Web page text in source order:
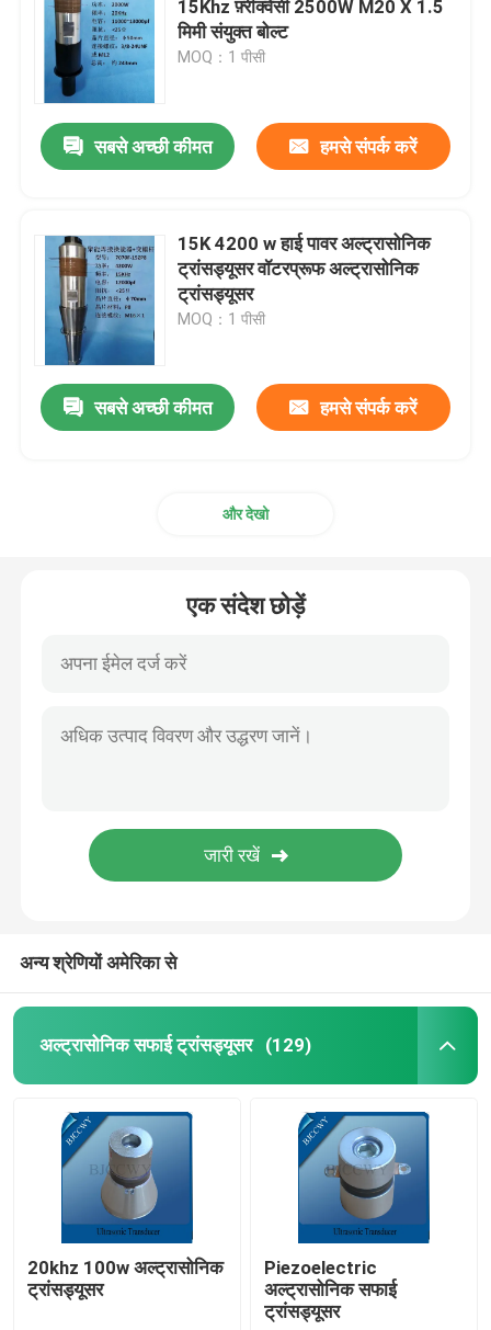
Piezo सिरेमिक प्लेट
पाइज़िओलेक्ट्रिक सिरेमिक डिस्क
अल्ट्रासोनिक वेल्डिंग ट्रांसड्यूसर
अल्ट्रासोनिक सौंदर्य ट्रांसड्यूसर
अल्ट्रासोनिक प्रतिबाधा
15Khz फ़्रीक्वेंसी 2500W M20 X 1.5
मिमी संयुक्त बोल्ट
MOQ：1 पीसी
सबसे अच्छी कीमत हमसे संपर्क करें
15K 4200 w हाई पावर अल्ट्रासोनिक
ट्रांसड्यूसर वॉटरप्रूफ अल्ट्रासोनिक
ट्रांसड्यूसर
MOQ：1 पीसी
सबसे अच्छी कीमत हमसे संपर्क करें
और देखो
एक संदेश छोड़ें
अन्य श्रेणियों अमेरिका से
अल्ट्रासोनिक सफाई ट्रांसड्यूसर (129)
20khz 100w अल्ट्रासोनिक
ट्रांसड्यूसर
Piezoelectric
अल्ट्रासोनिक सफाई
ट्रांसड्यूसर